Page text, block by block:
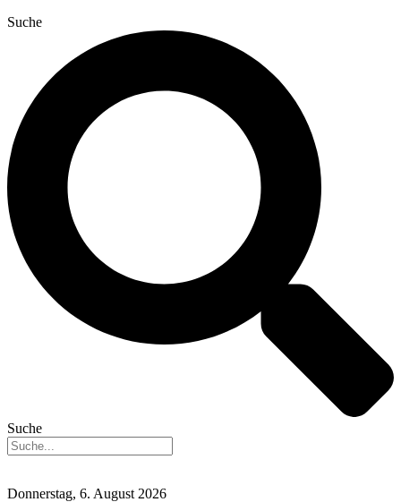
Suche
Suche
Donnerstag, 6. August 2026